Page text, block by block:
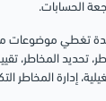
الحسابات.
الشهادة من 13 وحدة
تحديد المخاطر،
إدارة المخاطر